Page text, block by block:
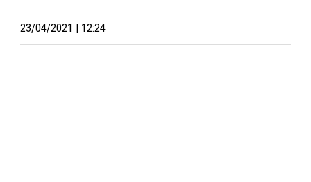
23/04/2021 | 12:24